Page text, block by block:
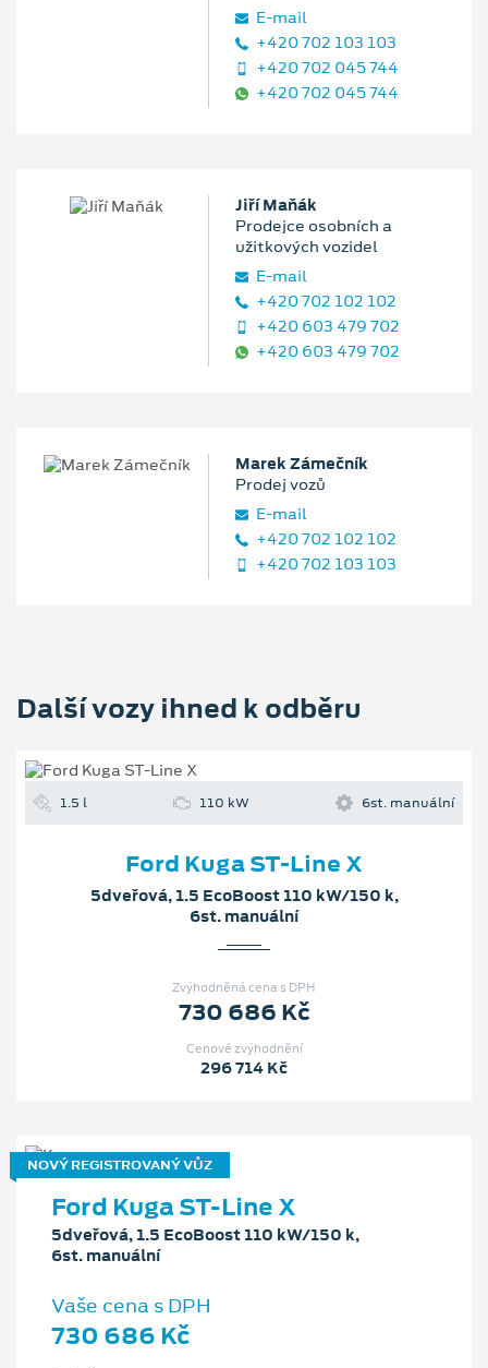
E‑mail
+420 702 103 103
+420 702 045 744
+420 702 045 744
Jiří Maňák
Prodejce osobních a
užitkových vozidel
E‑mail
+420 702 102 102
+420 603 479 702
+420 603 479 702
Marek Zámečník
Prodej vozů
E‑mail
+420 702 102 102
+420 702 103 103
Další vozy ihned k odběru
1.5 l 110 kW 6st. manuální
Ford Kuga ST-Line X
5dveřová, 1.5 EcoBoost 110 kW/150 k,
6st. manuální
Zvýhodněná cena s DPH
730 686 Kč
Cenové zvýhodnění
296 714 Kč
NOVÝ REGISTROVANÝ VŮZ
Ford Kuga ST-Line X
5dveřová, 1.5 EcoBoost 110 kW/150 k,
6st. manuální
Vaše cena s DPH
730 686 Kč